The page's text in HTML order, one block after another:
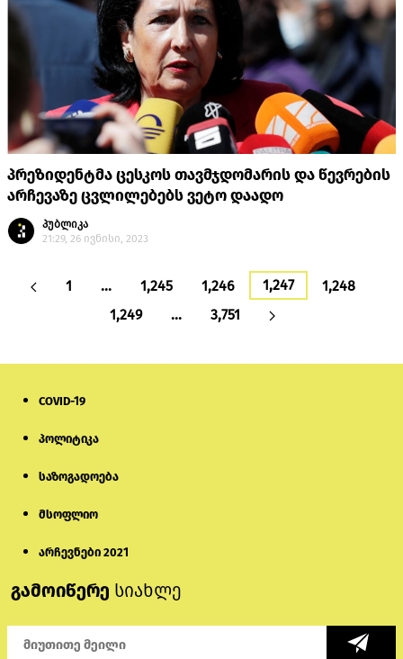
პრეზიდენტმა ცესკოს თავმჯდომარის და წევრების
არჩევაზე ცვლილებებს ვეტო დაადო
პუბლიკა
21:29, 26 ივნისი, 2023
1 … 1,245 1,246 1,247
1,248
1,249
… 3,751
COVID-19
პოლიტიკა
საზოგადოება
მსოფლიო
არჩევნები 2021
გამოიწერე სიახლე